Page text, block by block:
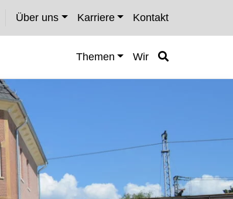
Über uns Karriere Kontakt
Themen Wir